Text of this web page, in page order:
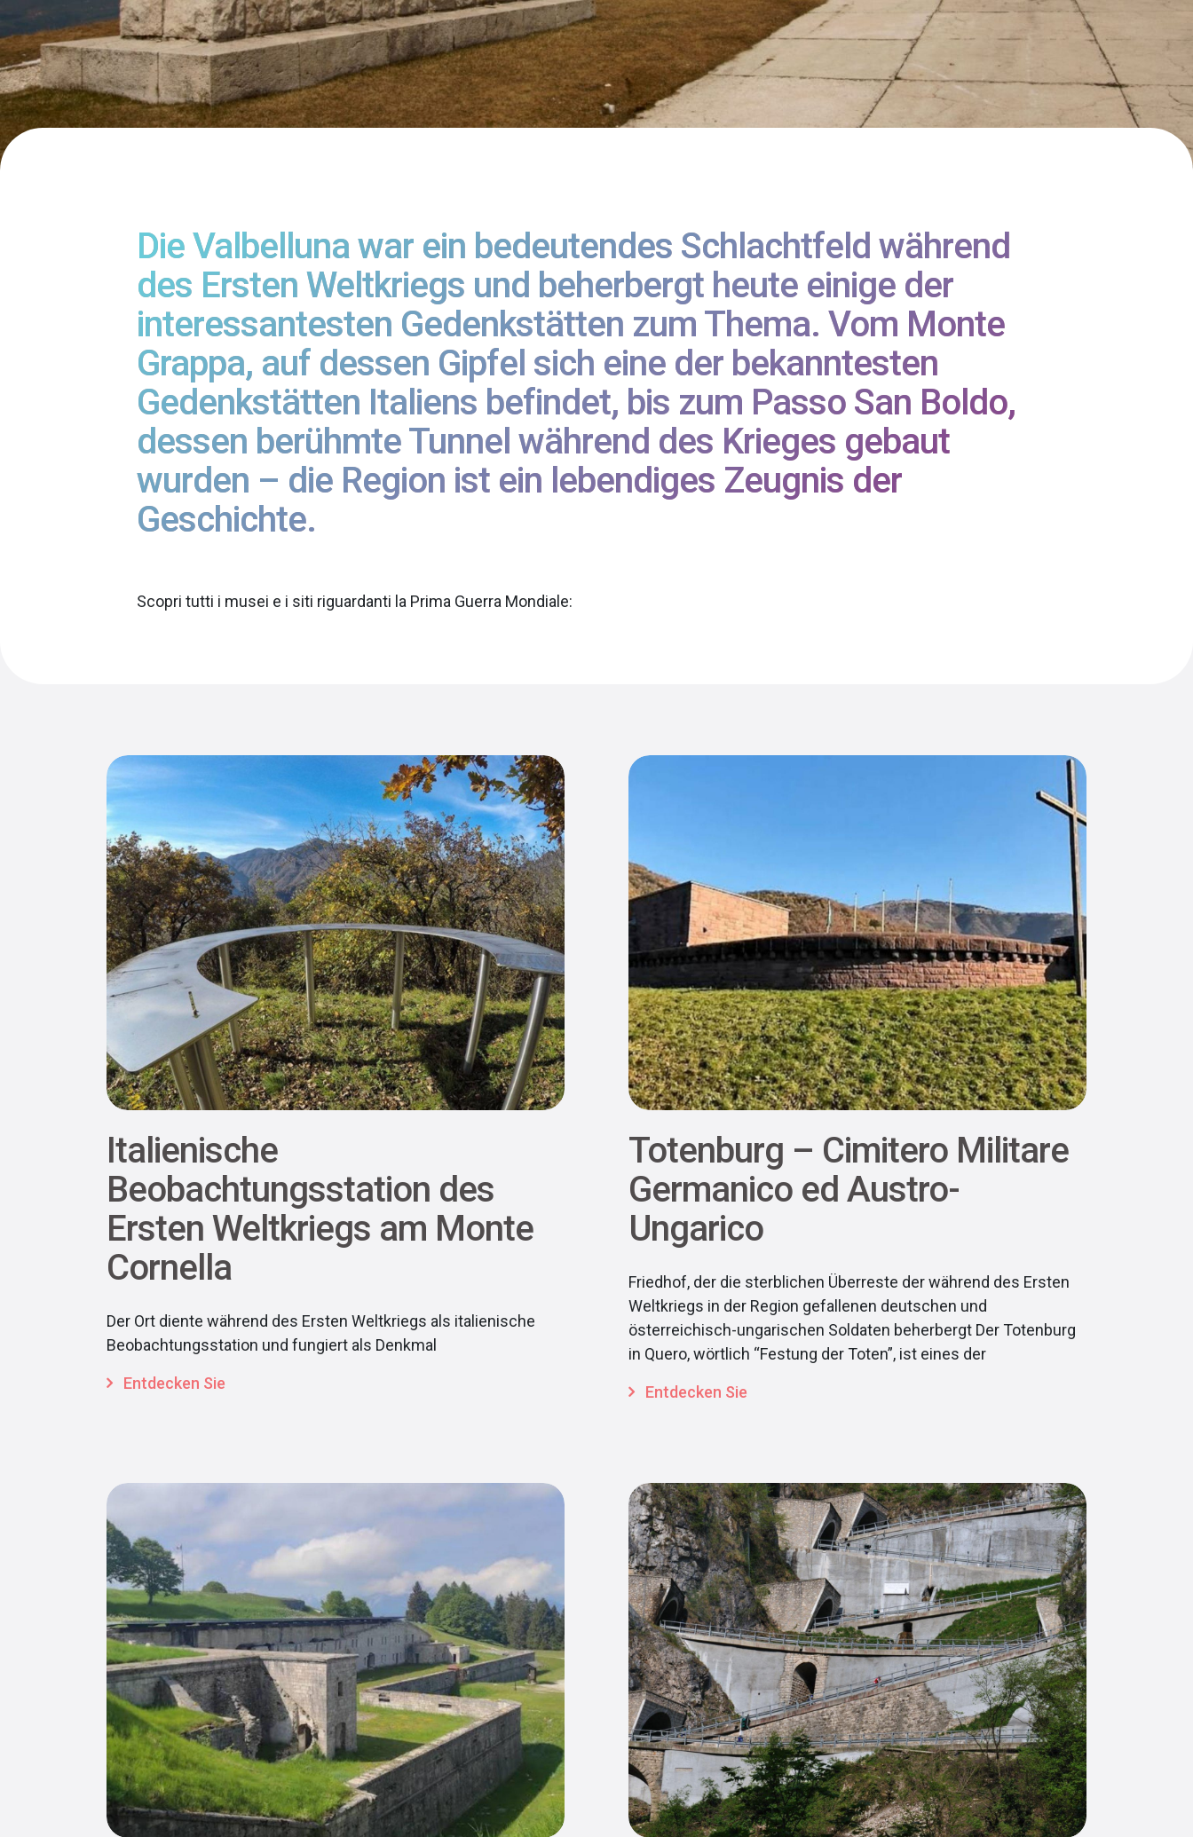
Die Valbelluna war ein bedeutendes Schlachtfeld während
des Ersten Weltkriegs und beherbergt heute einige der
interessantesten Gedenkstätten zum Thema. Vom Monte
Grappa, auf dessen Gipfel sich eine der bekanntesten
Gedenkstätten Italiens befindet, bis zum Passo San Boldo,
dessen berühmte Tunnel während des Krieges gebaut
wurden – die Region ist ein lebendiges Zeugnis der
Geschichte.
Scopri tutti i musei e i siti riguardanti la Prima Guerra Mondiale:
Italienische
Beobachtungsstation des
Ersten Weltkriegs am Monte
Cornella
Der Ort diente während des Ersten Weltkriegs als italienische
Beobachtungsstation und fungiert als Denkmal
Entdecken Sie
Totenburg – Cimitero Militare
Germanico ed Austro-
Ungarico
Friedhof, der die sterblichen Überreste der während des Ersten
Weltkriegs in der Region gefallenen deutschen und
österreichisch-ungarischen Soldaten beherbergt Der Totenburg
in Quero, wörtlich “Festung der Toten”, ist eines der
Entdecken Sie